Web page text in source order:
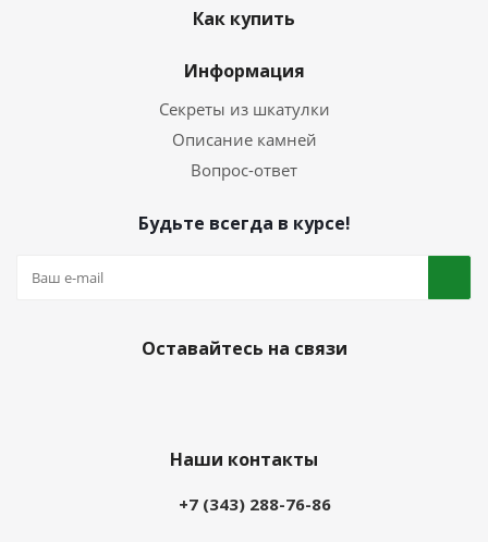
Как купить
Информация
Секреты из шкатулки
Описание камней
Вопрос-ответ
Будьте всегда в курсе!
Оставайтесь на связи
Наши контакты
+7 (343) 288-76-86